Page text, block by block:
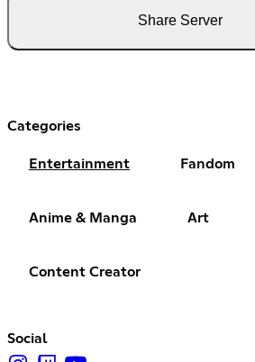
Share Server
Categories
Entertainment Fandom
Anime & Manga Art
Content Creator
Social